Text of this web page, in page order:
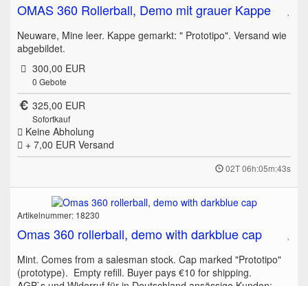
OMAS 360 Rollerball, Demo mit grauer Kappe
Neuware, Mine leer. Kappe gemarkt: " Prototipo". Versand wie
abgebildet.
300,00 EUR
0 Gebote
325,00 EUR
Sofortkauf
Keine Abholung
+ 7,00 EUR Versand
02T 06h:05m:43s
Artikelnummer: 18230
Omas 360 rollerball, demo with darkblue cap
Mint. Comes from a salesman stock. Cap marked "Prototipo"
(prototype). Empty refill. Buyer pays €10 for shipping.